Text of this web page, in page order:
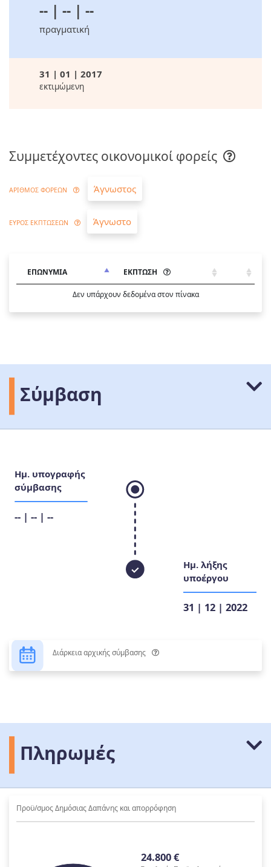
-- | -- | --
πραγματική
31 | 01 | 2017
εκτιμώμενη
Συμμετέχοντες οικονομικοί φορείς
ΑΡΙΘΜΟΣ ΦΟΡΕΩΝ Άγνωστος
ΕΥΡΟΣ ΕΚΠΤΩΣΕΩΝ Άγνωστο
ΕΠΩΝΥΜΙΑ ΕΚΠΤΩΣΗ
Δεν υπάρχουν δεδομένα στον πίνακα
Σύμβαση
Ημ. υπογραφής
σύμβασης
-- | -- | --
Ημ. λήξης
υποέργου
31 | 12 | 2022
Διάρκεια αρχικής σύμβασης
Πληρωμές
Προϋ/σμος Δημόσιας Δαπάνης και απορρόφηση
24.800 €